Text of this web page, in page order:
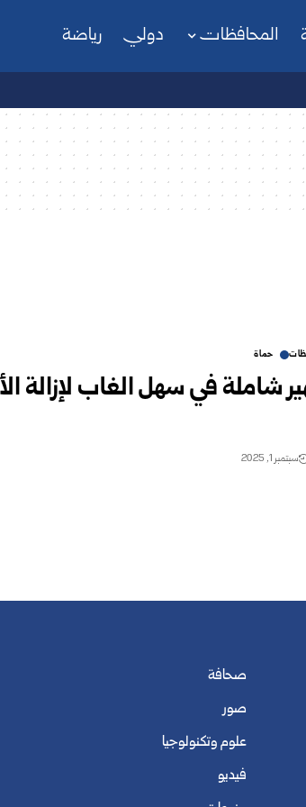
المحافظات دولي رياضة
حماة
شاملة في سهل الغاب لإزالة
سبتمبر 1, 2025
صحافة
صور
علوم وتكنولوجيا
فيديو